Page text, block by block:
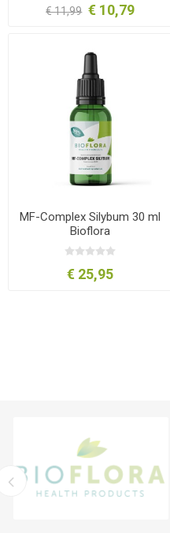
€ 11,99 € 10,79
MF-Complex Silybum 30 ml
Bioflora
€ 25,95